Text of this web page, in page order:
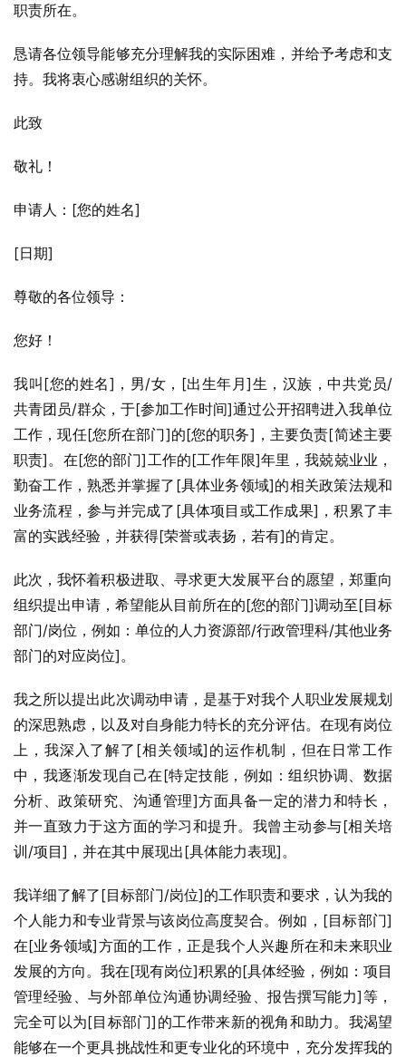
职责所在。
恳请各位领导能够充分理解我的实际困难，并给予考虑和支
持。我将衷心感谢组织的关怀。
此致
敬礼！
申请人：[您的姓名]
[日期]
尊敬的各位领导：
您好！
我叫[您的姓名]，男/女，[出生年月]生，汉族，中共党员/
共青团员/群众，于[参加工作时间]通过公开招聘进入我单位
工作，现任[您所在部门]的[您的职务]，主要负责[简述主要
职责]。在[您的部门]工作的[工作年限]年里，我兢兢业业，
勤奋工作，熟悉并掌握了[具体业务领域]的相关政策法规和
业务流程，参与并完成了[具体项目或工作成果]，积累了丰
富的实践经验，并获得[荣誉或表扬，若有]的肯定。
此次，我怀着积极进取、寻求更大发展平台的愿望，郑重向
组织提出申请，希望能从目前所在的[您的部门]调动至[目标
部门/岗位，例如：单位的人力资源部/行政管理科/其他业务
部门的对应岗位]。
我之所以提出此次调动申请，是基于对我个人职业发展规划
的深思熟虑，以及对自身能力特长的充分评估。在现有岗位
上，我深入了解了[相关领域]的运作机制，但在日常工作
中，我逐渐发现自己在[特定技能，例如：组织协调、数据
分析、政策研究、沟通管理]方面具备一定的潜力和特长，
并一直致力于这方面的学习和提升。我曾主动参与[相关培
训/项目]，并在其中展现出[具体能力表现]。
我详细了解了[目标部门/岗位]的工作职责和要求，认为我的
个人能力和专业背景与该岗位高度契合。例如，[目标部门]
在[业务领域]方面的工作，正是我个人兴趣所在和未来职业
发展的方向。我在[现有岗位]积累的[具体经验，例如：项目
管理经验、与外部单位沟通协调经验、报告撰写能力]等，
完全可以为[目标部门]的工作带来新的视角和助力。我渴望
能够在一个更具挑战性和更专业化的环境中，充分发挥我的